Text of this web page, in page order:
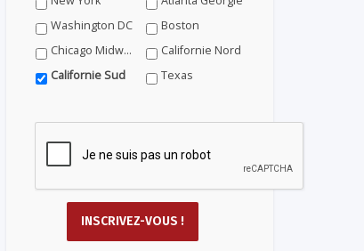
Washington DC
Boston
Chicago Midwest
Californie Nord
Californie Sud
Texas